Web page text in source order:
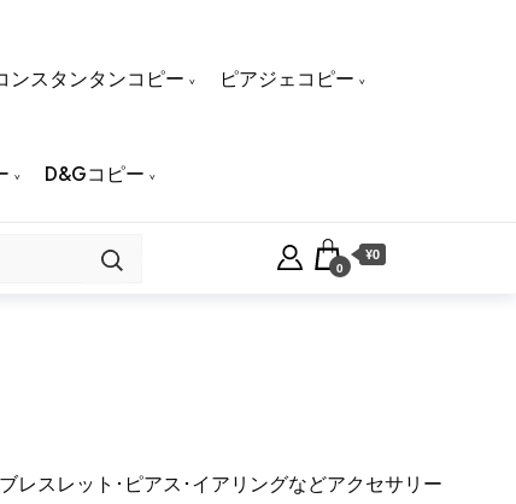
ンスタンタンコピー ピアジェコピー
D&Gコピー
0
¥0
レスレット･ピアス･イアリングなどアクセサリー